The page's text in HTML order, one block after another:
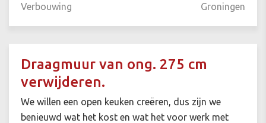
Verbouwing Groningen
Draagmuur van ong. 275 cm
verwijderen.
We willen een open keuken creëren, dus zijn we
benieuwd wat het kost en wat het voor werk met